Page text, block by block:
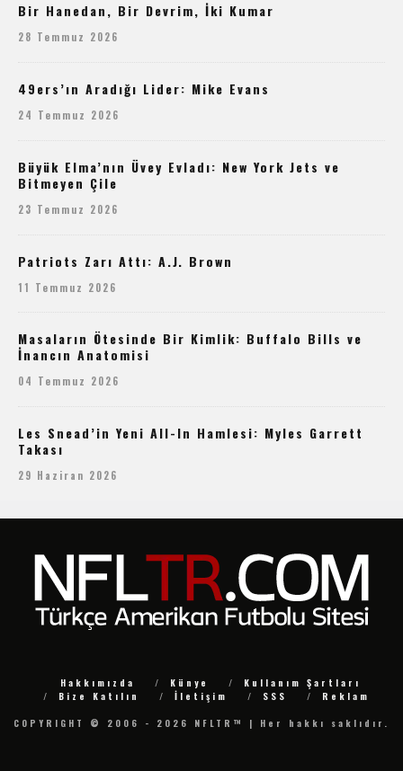
Bir Hanedan, Bir Devrim, İki Kumar
28 Temmuz 2026
49ers’ın Aradığı Lider: Mike Evans
24 Temmuz 2026
Büyük Elma’nın Üvey Evladı: New York Jets ve
Bitmeyen Çile
23 Temmuz 2026
Patriots Zarı Attı: A.J. Brown
11 Temmuz 2026
Masaların Ötesinde Bir Kimlik: Buffalo Bills ve
İnancın Anatomisi
04 Temmuz 2026
Les Snead’in Yeni All-In Hamlesi: Myles Garrett
Takası
29 Haziran 2026
Hakkımızda Künye
Kullanım Şartları
Bize Katılın
İletişim SSS
Reklam
COPYRIGHT © 2006 - 2026 NFLTR™ | Her hakkı saklıdır.